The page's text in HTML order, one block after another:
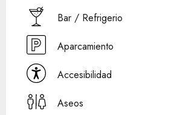
Bar / Refrigerio
Aparcamiento
Accesibilidad
Aseos